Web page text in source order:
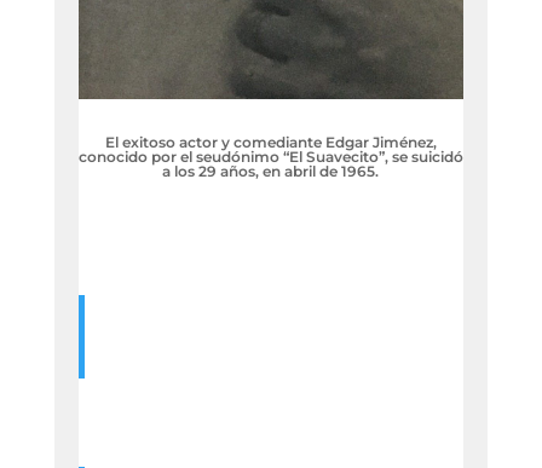
El exitoso actor y comediante Edgar Jiménez,
conocido por el seudónimo “El Suavecito”, se suicidó
a los 29 años, en abril de 1965.